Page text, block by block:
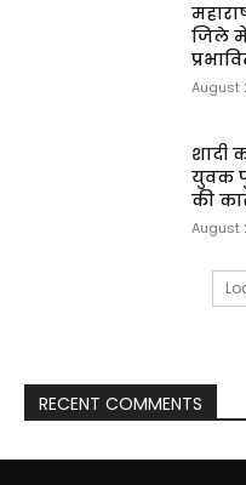
जिले
August
शादी
युवक
की
August
RECENT COMMENTS